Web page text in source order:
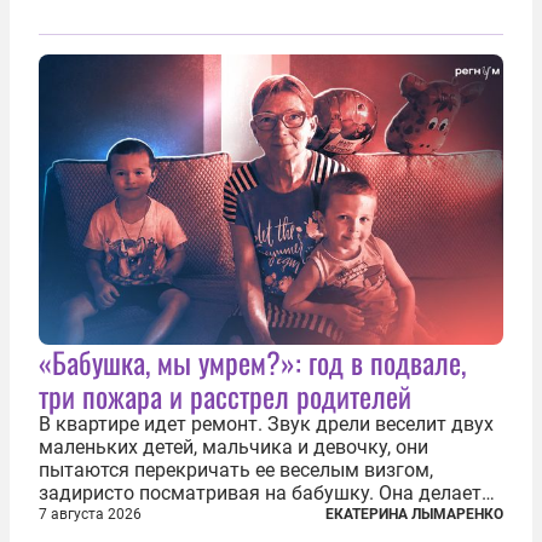
«Бабушка, мы умрем?»: год в подвале,
три пожара и расстрел родителей
В квартире идет ремонт. Звук дрели веселит двух
маленьких детей, мальчика и девочку, они
пытаются перекричать ее веселым визгом,
задиристо посматривая на бабушку. Она делает
им замечание, но внуки чувствуют, что она
7 августа 2026 ЕКАТЕРИНА ЛЫМАРЕНКО